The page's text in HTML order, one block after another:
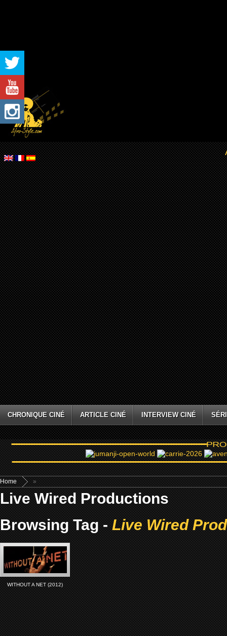
CHRONIQUE CINÉ ARTICLE CINÉ INTERVIEW CINÉ
Home »
Live Wired Productions
Browsing Tag -Live Wired
WITHOUT A NET (2012)